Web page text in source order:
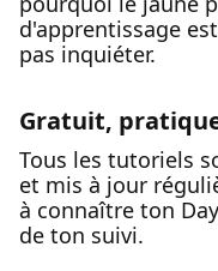
d'apprentissage
pas inquiéter.
Gratuit,
Tous les tutoriels
et mis à jour
à connaître ton
de ton suivi.